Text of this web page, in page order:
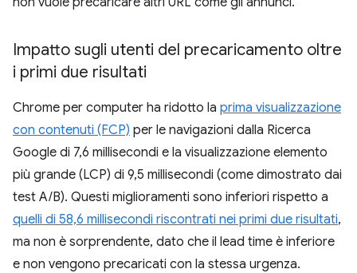
Impatto sugli utenti del precaricamento oltre
i primi due risultati
Chrome per computer ha ridotto la prima visualizzazione
con contenuti (FCP) per le navigazioni dalla Ricerca
Google di 7,6 millisecondi e la visualizzazione elemento
più grande (LCP) di 9,5 millisecondi (come dimostrato dai
test A/B). Questi miglioramenti sono inferiori rispetto a
quelli di 58,6 millisecondi riscontrati nei primi due risultati,
ma non è sorprendente, dato che il lead time è inferiore
e non vengono precaricati con la stessa urgenza.